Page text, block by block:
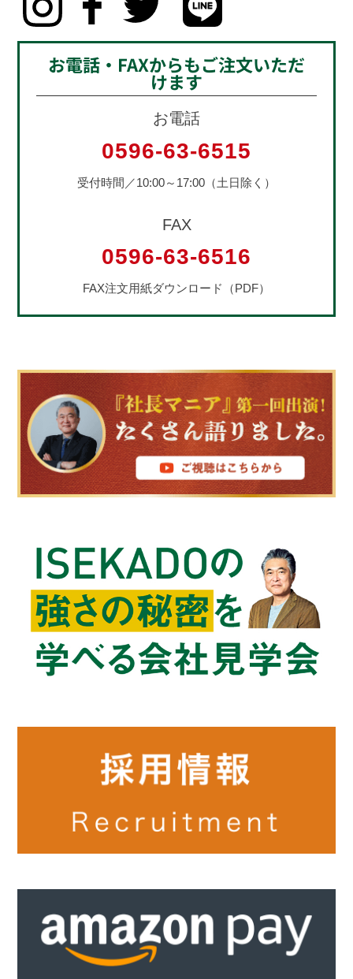
お電話・FAXからもご注文いただ
けます
お電話
0596-63-6515
受付時間／10:00～17:00（土日除く）
FAX
0596-63-6516
FAX注文用紙ダウンロード（PDF）